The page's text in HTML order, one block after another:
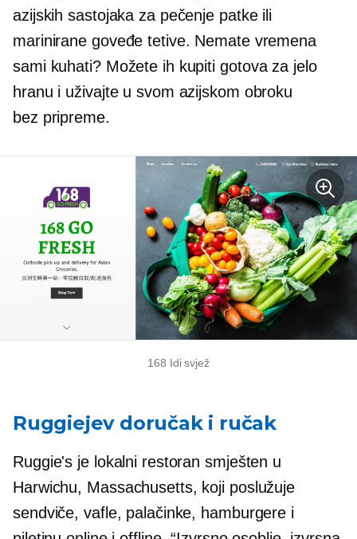
azijskih sastojaka za pečenje patke ili
marinirane goveđe tetive. Nemate vremena
sami kuhati? Možete ih kupiti gotova za jelo
hranu i uživajte u svom azijskom obroku
bez pripreme.
168 Idi svjež
Ruggiejev doručak i ručak
Ruggie's je lokalni restoran smješten u
Harwichu, Massachusetts, koji poslužuje
sendviče, vafle, palačinke, hamburgere i